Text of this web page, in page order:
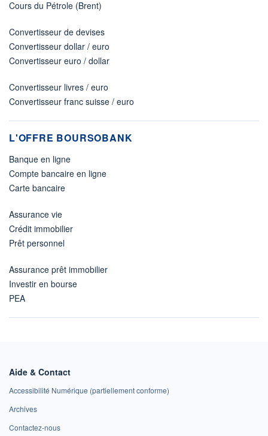
Cours du Pétrole (Brent)
Convertisseur de devises
Convertisseur dollar / euro
Convertisseur euro / dollar
Convertisseur livres / euro
Convertisseur franc suisse / euro
L'OFFRE BOURSOBANK
Banque en ligne
Compte bancaire en ligne
Carte bancaire
Assurance vie
Crédit immobilier
Prêt personnel
Assurance prêt immobilier
Investir en bourse
PEA
Aide & Contact
Accessibilité Numérique (partiellement conforme)
Archives
Contactez-nous